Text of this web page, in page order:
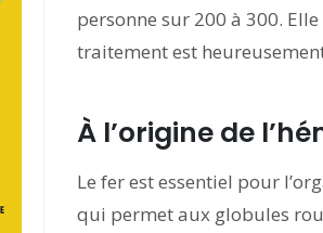
personne sur 200 à 300.
traitement est
À l’origine de
Le fer est essentiel pour
qui permet aux globules